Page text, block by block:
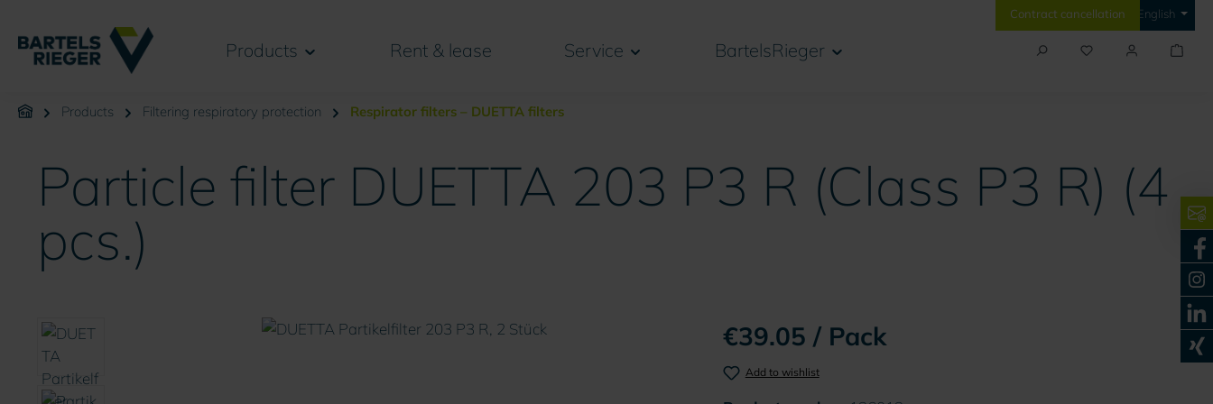
Contract cancellation English
Products Rent & lease Service BartelsRieger
Products Filtering respiratory protection Respirator filters – DUETTA filters
Particle filter DUETTA 203 P3 R (Class P3 R) (4
pcs.)
Skip image gallery €39.05 / Pack
Add to wishlist